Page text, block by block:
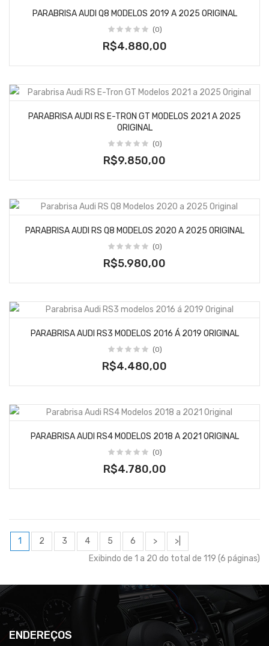
PARABRISA AUDI Q8 MODELOS 2019 A 2025 ORIGINAL
(0)
R$4.880,00
PARABRISA AUDI RS E-TRON GT MODELOS 2021 A 2025
ORIGINAL
(0)
R$9.850,00
PARABRISA AUDI RS Q8 MODELOS 2020 A 2025 ORIGINAL
(0)
R$5.980,00
PARABRISA AUDI RS3 MODELOS 2016 Á 2019 ORIGINAL
(0)
R$4.480,00
PARABRISA AUDI RS4 MODELOS 2018 A 2021 ORIGINAL
(0)
R$4.780,00
1 2 3 4 5 6 >
>|
Exibindo de 1 a 20 do total de 119 (6 páginas)
ENDEREÇOS